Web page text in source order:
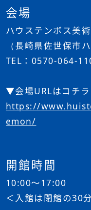
会場
ハウステンボス美
（長崎県佐世保市
TEL：0570-064-
▼会場URLはコチラ
https://
emon/
開館時間
10:00～17:00
＜入館は閉館の30